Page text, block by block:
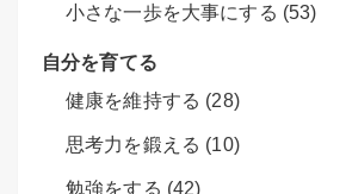
小さな一歩を大事にする (53)
自分を育てる
健康を維持する (28)
思考力を鍛える (10)
勉強をする (42)